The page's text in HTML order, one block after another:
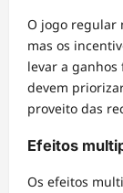
O jogo regular
mas os
levar a ganhos
devem
proveito das
Efeitos
Os efeitos